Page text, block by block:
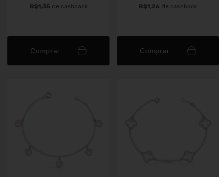
R$1,35 de cashback
Comprar
R$1,26 de cashback
Comprar